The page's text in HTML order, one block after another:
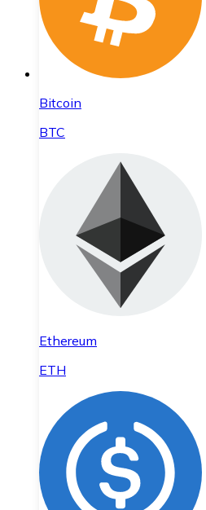
Bitcoin
BTC
Ethereum
ETH